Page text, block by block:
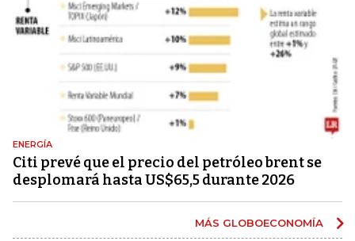
ENERGÍA
Citi prevé que el precio del petróleo brent se
desplomará hasta US$65,5 durante 2026
MÁS GLOBOECONOMÍA